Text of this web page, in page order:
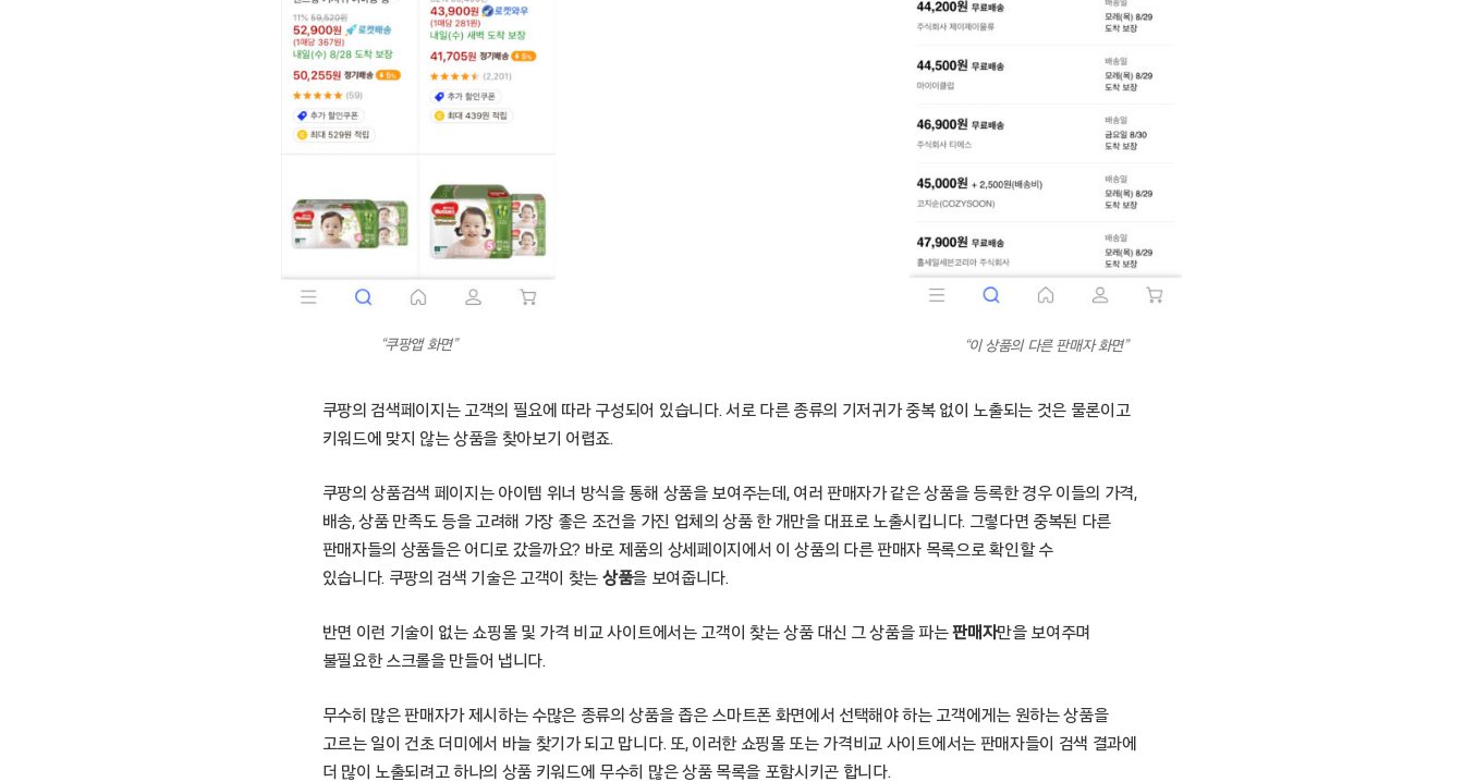
“쿠팡앱 화면” “이 상품의 다른 판매자 화면”
쿠팡의 검색페이지는 고객의 필요에 따라 구성되어 있습니다. 서로 다른 종류의 기저귀가 중복 없이 노출되는 것은 물론이고
키워드에 맞지 않는 상품을 찾아보기 어렵죠.
쿠팡의 상품검색 페이지는 아이템 위너 방식을 통해 상품을 보여주는데, 여러 판매자가 같은 상품을 등록한 경우 이들의 가격,
배송, 상품 만족도 등을 고려해 가장 좋은 조건을 가진 업체의 상품 한 개만을 대표로 노출시킵니다. 그렇다면 중복된 다른
판매자들의 상품들은 어디로 갔을까요? 바로 제품의 상세페이지에서 이 상품의 다른 판매자 목록으로 확인할 수
있습니다. 쿠팡의 검색 기술은 고객이 찾는 상품을 보여줍니다.
반면 이런 기술이 없는 쇼핑몰 및 가격 비교 사이트에서는 고객이 찾는 상품 대신 그 상품을 파는판매자만을 보여주며
불필요한 스크롤을 만들어 냅니다.
무수히 많은 판매자가 제시하는 수많은 종류의 상품을 좁은 스마트폰 화면에서 선택해야 하는 고객에게는 원하는 상품을
고르는 일이 건초 더미에서 바늘 찾기가 되고 맙니다. 또, 이러한 쇼핑몰 또는 가격비교 사이트에서는 판매자들이 검색 결과에
더 많이 노출되려고 하나의 상품 키워드에 무수히 많은 상품 목록을 포함시키곤 합니다.